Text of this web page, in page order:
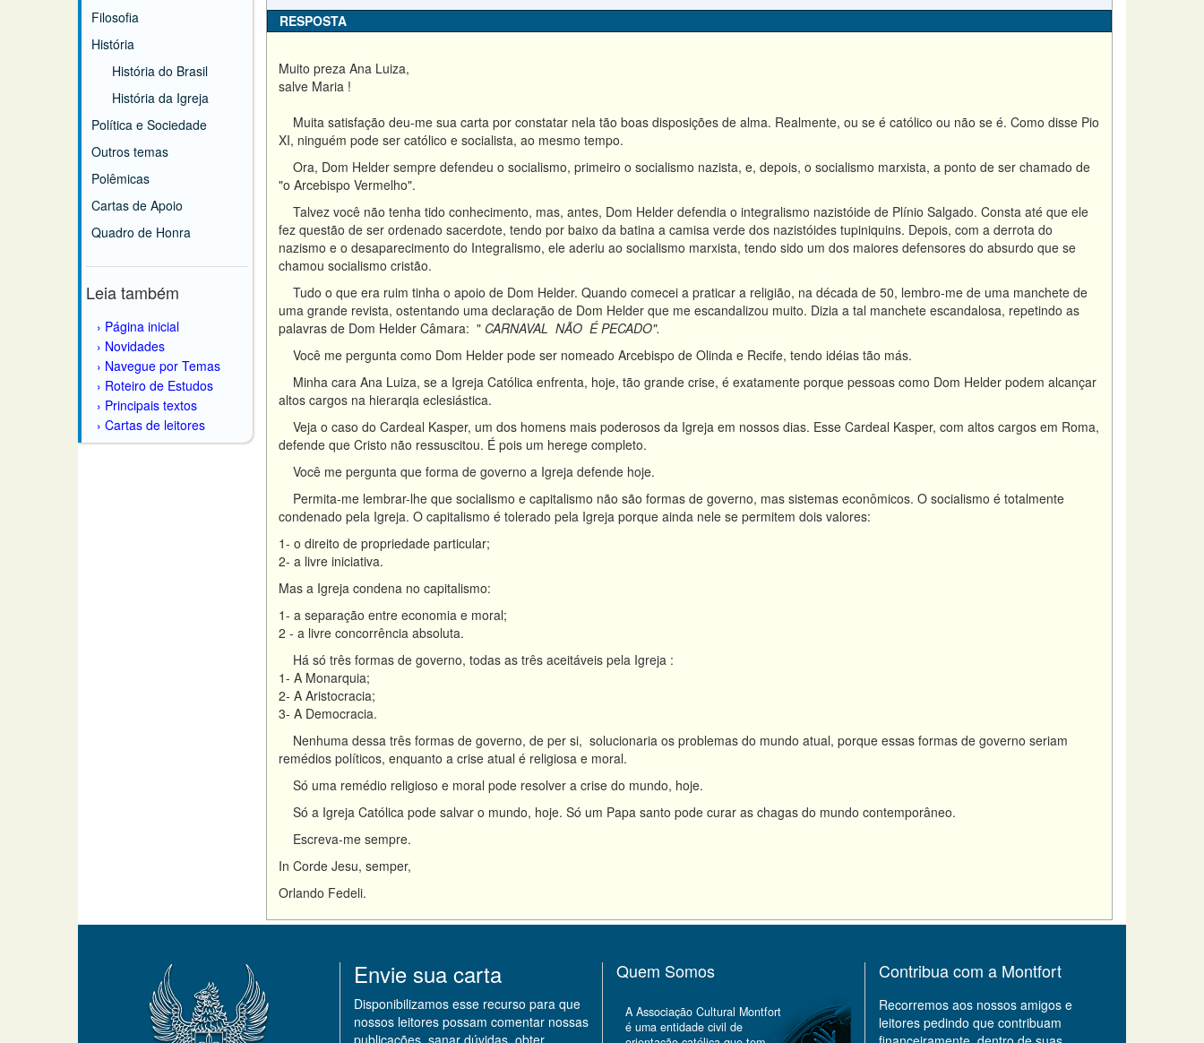
Filosofia
História
História do Brasil
História da Igreja
Política e Sociedade
Outros temas
Polêmicas
Cartas de Apoio
Quadro de Honra
Leia também
Página inicial
Novidades
Navegue por Temas
Roteiro de Estudos
Principais textos
Cartas de leitores
RESPOSTA
Muito preza Ana Luiza,
salve Maria !
Muita satisfação deu-me sua carta por constatar nela tão boas disposições de alma. Realmente, ou se é católico ou não se é. Como disse Pio
XI, ninguém pode ser católico e socialista, ao mesmo tempo.
Ora, Dom Helder sempre defendeu o socialismo, primeiro o socialismo nazista, e, depois, o socialismo marxista, a ponto de ser chamado de
"o Arcebispo Vermelho".
Talvez você não tenha tido conhecimento, mas, antes, Dom Helder defendia o integralismo nazistóide de Plínio Salgado. Consta até que ele
fez questão de ser ordenado sacerdote, tendo por baixo da batina a camisa verde dos nazistóides tupiniquins. Depois, com a derrota do
nazismo e o desaparecimento do Integralismo, ele aderiu ao socialismo marxista, tendo sido um dos maiores defensores do absurdo que se
chamou socialismo cristão.
Tudo o que era ruim tinha o apoio de Dom Helder. Quando comecei a praticar a religião, na década de 50, lembro-me de uma manchete de
uma grande revista, ostentando uma declaração de Dom Helder que me escandalizou muito. Dizia a tal manchete escandalosa, repetindo as
palavras de Dom Helder Câmara: " CARNAVAL NÃO É PECADO".
Você me pergunta como Dom Helder pode ser nomeado Arcebispo de Olinda e Recife, tendo idéias tão más.
Minha cara Ana Luiza, se a Igreja Católica enfrenta, hoje, tão grande crise, é exatamente porque pessoas como Dom Helder podem alcançar
altos cargos na hierarqia eclesiástica.
Veja o caso do Cardeal Kasper, um dos homens mais poderosos da Igreja em nossos dias. Esse Cardeal Kasper, com altos cargos em Roma,
defende que Cristo não ressuscitou. É pois um herege completo.
Você me pergunta que forma de governo a Igreja defende hoje.
Permita-me lembrar-lhe que socialismo e capitalismo não são formas de governo, mas sistemas econômicos. O socialismo é totalmente
condenado pela Igreja. O capitalismo é tolerado pela Igreja porque ainda nele se permitem dois valores:
1- o direito de propriedade particular;
2- a livre iniciativa.
Mas a Igreja condena no capitalismo:
1- a separação entre economia e moral;
2 - a livre concorrência absoluta.
Há só três formas de governo, todas as três aceitáveis pela Igreja :
1- A Monarquia;
2- A Aristocracia;
3- A Democracia.
Nenhuma dessa três formas de governo, de per si, solucionaria os problemas do mundo atual, porque essas formas de governo seriam
remédios políticos, enquanto a crise atual é religiosa e moral.
Só uma remédio religioso e moral pode resolver a crise do mundo, hoje.
Só a Igreja Católica pode salvar o mundo, hoje. Só um Papa santo pode curar as chagas do mundo contemporâneo.
Escreva-me sempre.
In Corde Jesu, semper,
Orlando Fedeli.
Envie sua carta
Disponibilizamos esse recurso para que
nossos leitores possam comentar nossas
publicações, sanar dúvidas, obter
Quem Somos
A Associação Cultural Montfort
é uma entidade civil de
Contribua com a Montfort
Recorremos aos nossos amigos e
leitores pedindo que contribuam